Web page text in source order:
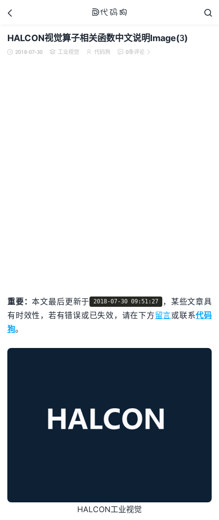

 
HALCON视觉算子相关函数中文说明Image(3)
 2018-07-30  工业视觉  代码狗  0条评论 
重要：本文最后更新于 2018-07-30 09:51:27
，某些文章具
有时效性，若有错误或已失效，请在下方留言或联系代码
狗。
HALCON工业视觉